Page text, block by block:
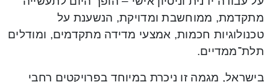
מתקדמת, ממוחשבת ומדויקת, הנשענת על
טכנולוגיות חכמות, אמצעי מדידה מתקדמים, ומודלים
תלת־ממדיים.
בישראל, מגמה זו ניכרת במיוחד בפרויקטים רחבי